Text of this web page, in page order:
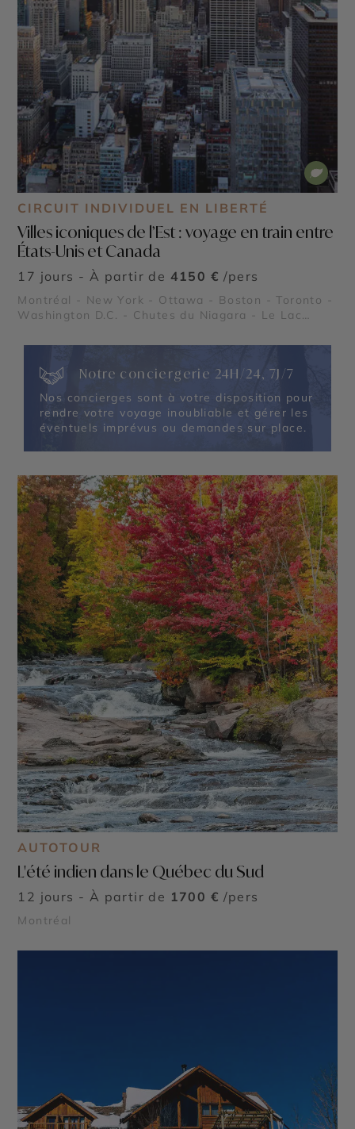
CIRCUIT INDIVIDUEL EN LIBERTÉ
Villes iconiques de l’Est : voyage en train entre
États-Unis et Canada
17 jours - À partir de 4150 € /pers
Montréal - New York - Ottawa - Boston - Toronto -
Washington D.C. - Chutes du Niagara - Le Lac
Notre conciergerie 24H/24, 7J/7
Nos concierges sont à votre disposition pour
rendre votre voyage inoubliable et gérer les
éventuels imprévus ou demandes sur place.
AUTOTOUR
L'été indien dans le Québec du Sud
12 jours - À partir de 1700 € /pers
Montréal